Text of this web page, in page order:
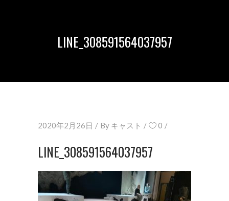
LINE_308591564037957
2020年2月26日 By キャスト 0
LINE_308591564037957